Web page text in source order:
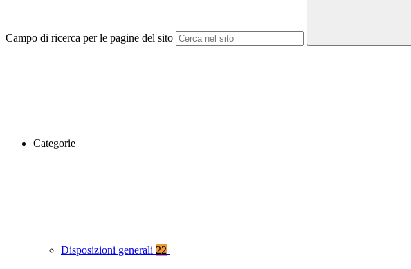
Campo di ricerca per le pagine del sito
Categorie
Disposizioni generali 22